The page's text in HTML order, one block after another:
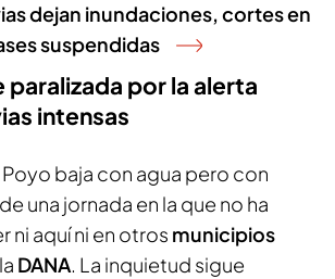
dejan inundaciones, cortes en
suspendidas
paralizada por la alerta
intensas
baja con agua pero con
una jornada en la que no ha
ni aquí ni en otros municipios
DANA. La inquietud sigue